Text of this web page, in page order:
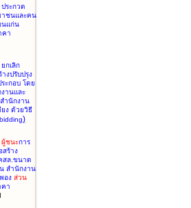
ระกวด
าชนและคน
นแก่น
คา
กเลิก
งปรับปรุง
ะกอบ โดย
านและ
ำนักงาน
ง ด้วยวิธี
)
ผู้ชนะการ
สร้าง
สล.ขนาด
สำนักงาน
อง ส่วน
คา